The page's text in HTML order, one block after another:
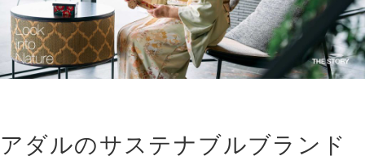
アダルのサステナブルブランド